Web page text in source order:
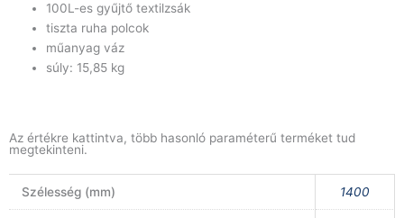
100L-es gyűjtő textilzsák
tiszta ruha polcok
műanyag váz
súly: 15,85 kg
Az értékre kattintva, több hasonló paraméterű terméket tud
megtekinteni.
Szélesség (mm) 1400